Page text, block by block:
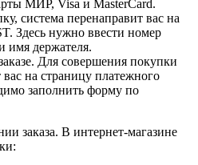
МИР, Visa и MasterCard.
система перенаправит вас на
Здесь нужно ввести номер
имя держателя.
Для совершения покупки
на страницу платежного
заполнить форму по
заказа. В интернет-магазине